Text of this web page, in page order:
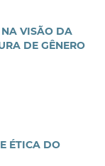
NA VISÃO DA
DE GÊNERO
ÉTICA DO